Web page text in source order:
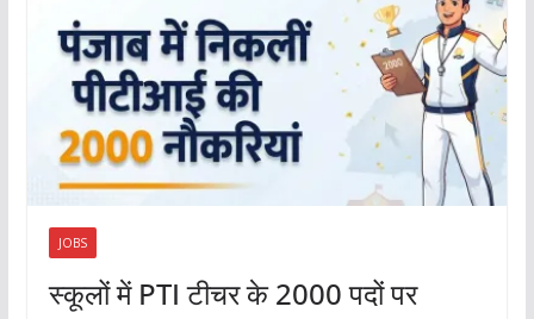
JOBS
स्कूलों में PTI टीचर के 2000 पदों पर